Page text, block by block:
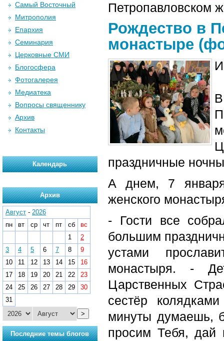
Петропавловском
Рождество в
монастыре
праздничные
А днем, 7 января
женского
- Гости все
большим
устами
монастыря. -
Царственных
сестёр
минуты думаешь,
просим Тебя,
Самый Восточный
Митрополия
Епархия
Семинария
Церковные СМИ
Блогосфера
Фотогалерея
Медиатека
Вопросы священнику
Архив
Контакты
Календарь
Архив
Август - 2026
пн
вт ср чт пт сб
вс
1
2
3
4 5 6 7 8
9
10
11 12 13 14 15
16
17
18 19 20 21 22
23
24
25 26 27 28 29
30
31
>
Последние темы блогов